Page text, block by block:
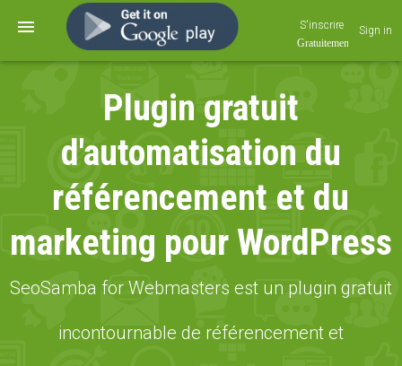
Plugin gratuit
d'automatisation du
référencement et du
marketing pour WordPress
SeoSamba for Webmasters est un plugin gratuit
incontournable de référencement et
S'inscrire Sign in